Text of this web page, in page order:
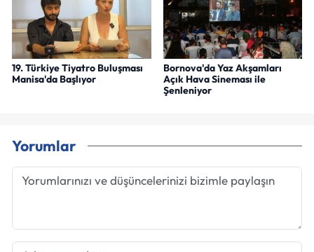
19. Türkiye Tiyatro Buluşması
Manisa'da Başlıyor
Bornova'da Yaz Akşamları
Açık Hava Sineması ile
Şenleniyor
Yorumlar